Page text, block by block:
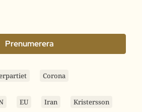
Prenumerera
Corona
EU Iran Kristersson